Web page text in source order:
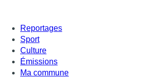
Reportages
Sport
Culture
Émissions
Ma commune